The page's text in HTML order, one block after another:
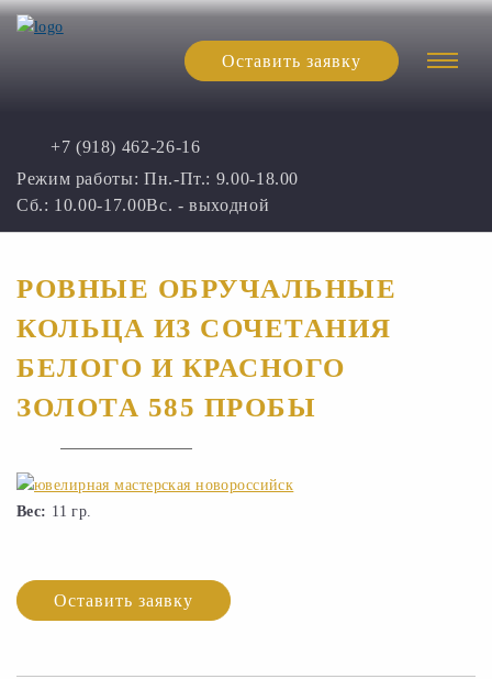
+7 (918) 462-26-16
Режим работы: Пн.-Пт.: 9.00-18.00
Сб.: 10.00-17.00Вс. - выходной
Оставить заявку
РОВНЫЕ ОБРУЧАЛЬНЫЕ
КОЛЬЦА ИЗ СОЧЕТАНИЯ
БЕЛОГО И КРАСНОГО
ЗОЛОТА 585 ПРОБЫ
Вес: 11 гр.
Оставить заявку